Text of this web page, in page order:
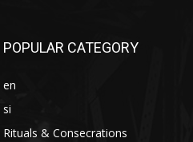
POPULAR CATEGORY
en
si
Rituals & Consecrations